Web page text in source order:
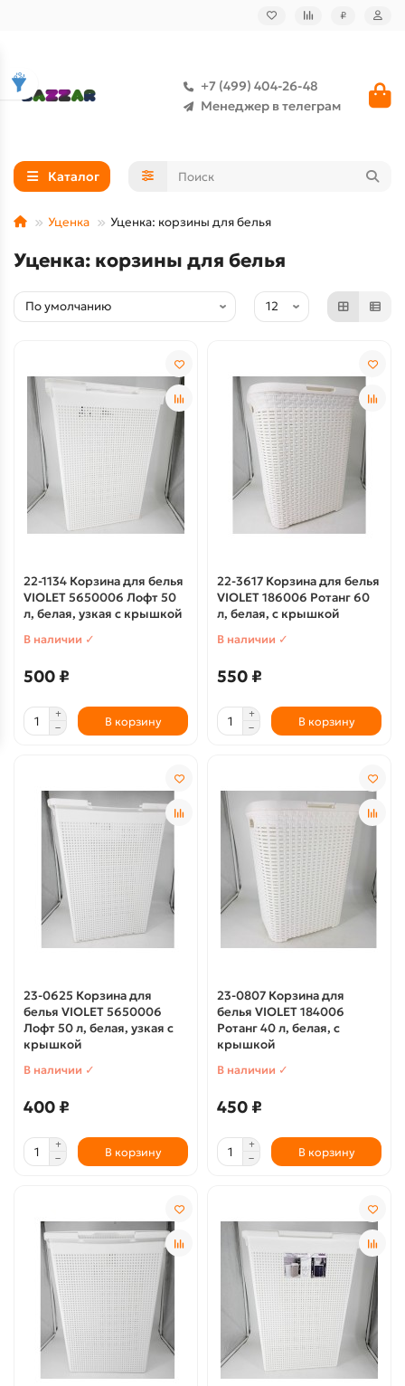
₽
+7 (499) 404-26-48
Менеджер в телеграм
Каталог
Уценка Уценка: корзины для белья
Уценка: корзины для белья
22-1134 Корзина для белья
VIOLET 5650006 Лофт 50
л, белая, узкая с крышкой
В наличии ✓
500 ₽
В корзину
22-3617 Корзина для белья
VIOLET 186006 Ротанг 60
л, белая, с крышкой
В наличии ✓
550 ₽
В корзину
23-0625 Корзина для
белья VIOLET 5650006
Лофт 50 л, белая, узкая с
крышкой
В наличии ✓
400 ₽
В корзину
23-0807 Корзина для
белья VIOLET 184006
Ротанг 40 л, белая, с
крышкой
В наличии ✓
450 ₽
В корзину